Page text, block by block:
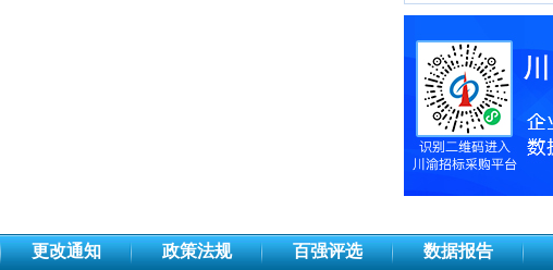
更改通知 政策法规 百强评选 数据报告